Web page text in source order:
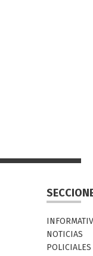
NOTICIAS
POLICIALES